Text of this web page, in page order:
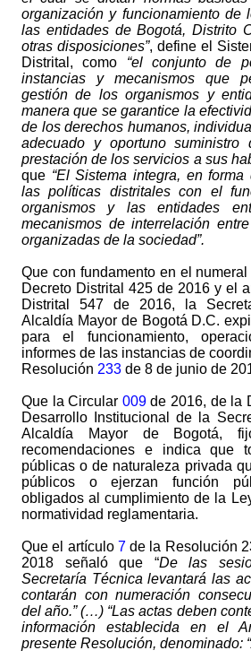
organización y funcionamiento de
las entidades de Bogotá, Distrito
otras disposiciones”, define el
Distrital, como “el conjunto de
instancias y mecanismos que
gestión de los organismos y
manera que se garantice la
de los derechos humanos,
adecuado y oportuno
prestación de los servicios a sus
que “El Sistema integra, en
las políticas distritales con el
organismos y las entidades
mecanismos de interrelación
organizadas de la sociedad”.
Que con fundamento en el
Decreto Distrital 425 de 2016 y el
Distrital 547 de 2016, la
Alcaldía Mayor de Bogotá D.C.
para el funcionamiento,
informes de las instancias de
Resolución 233 de 8 de junio de
Que la Circular 009de 2016, de la
Desarrollo Institucional de la
Alcaldía Mayor de Bogotá,
recomendaciones e indica que
públicas o de naturaleza privada
públicos o ejerzan función
obligados al cumplimiento de la
normatividad reglamentaria.
Que el artículo 7de la Resolución
2018 señaló que “De las
Secretaría Técnica levantará las
contarán con numeración
del año.” (…) “Las actas deben
información establecida en el
presente Resolución, denominado: